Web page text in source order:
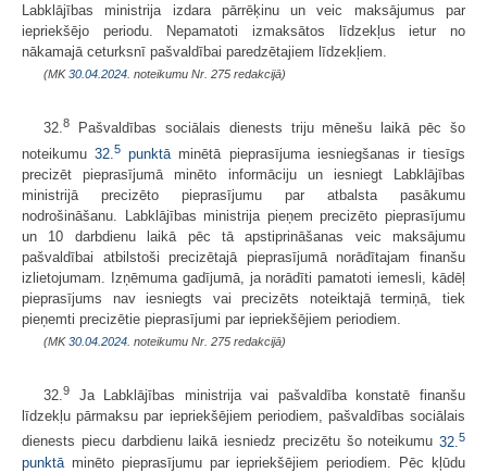
Labklājības ministrija izdara pārrēķinu un veic maksājumus par
iepriekšējo periodu. Nepamatoti izmaksātos līdzekļus ietur no
nākamajā ceturksnī pašvaldībai paredzētajiem līdzekļiem.
(MK30.04.2024. noteikumu Nr. 275 redakcijā)
32.8
Pašvaldības sociālais dienests triju mēnešu laikā pēc šo
noteikumu32.5 punktāminētā pieprasījuma iesniegšanas ir tiesīgs
precizēt pieprasījumā minēto informāciju un iesniegt Labklājības
ministrijā precizēto pieprasījumu par atbalsta pasākumu
nodrošināšanu. Labklājības ministrija pieņem precizēto pieprasījumu
un 10 darbdienu laikā pēc tā apstiprināšanas veic maksājumu
pašvaldībai atbilstoši precizētajā pieprasījumā norādītajam finanšu
izlietojumam. Izņēmuma gadījumā, ja norādīti pamatoti iemesli, kādēļ
pieprasījums nav iesniegts vai precizēts noteiktajā termiņā, tiek
pieņemti precizētie pieprasījumi par iepriekšējiem periodiem.
(MK30.04.2024. noteikumu Nr. 275 redakcijā)
32.9
Ja Labklājības ministrija vai pašvaldība konstatē finanšu
līdzekļu pārmaksu par iepriekšējiem periodiem, pašvaldības sociālais
dienests piecu darbdienu laikā iesniedz precizētu šo noteikumu 32. 5
punktā minēto pieprasījumu par iepriekšējiem periodiem. Pēc kļūdu